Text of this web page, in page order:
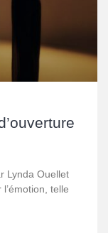
Lynda Ouellet
telle